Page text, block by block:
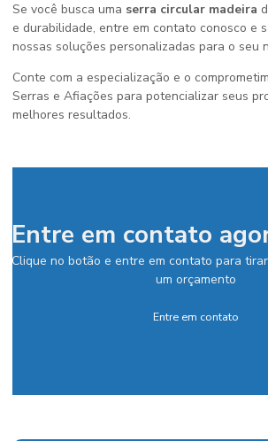
Se você busca uma serra circular madeira
e durabilidade, entre em contato conosco e
nossas soluções personalizadas para o seu
Conte com a especialização e o
Serras e Afiações para potencializar seus
melhores resultados.
Entre em contato
Clique no botão e entre em contato para
um orçamento
Entre em contato